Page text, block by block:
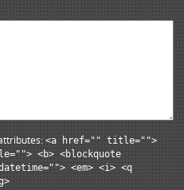
<a href="" title="">
<b> <blockquote
<em> <i> <q